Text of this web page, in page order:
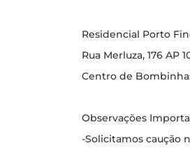
Residencial Porto
Rua Merluza, 176 AP
Centro de
Observações
-Solicitamos caução